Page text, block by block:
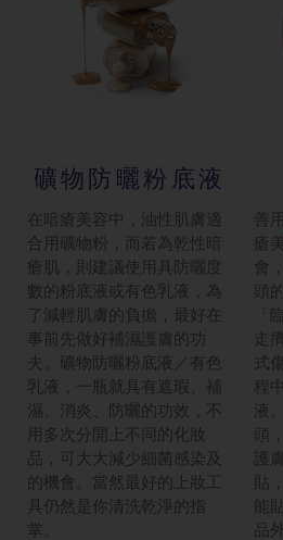
礦物防曬粉底液
在暗瘡美容中，油性肌膚適
合用礦物粉，而若為乾性暗
瘡肌，則建議使用具防曬度
數的粉底液或有色乳液，為
了減輕肌膚的負擔，最好在
事前先做好補濕護膚的功
夫。礦物防曬粉底液／有色
乳液，一瓶就具有遮瑕、補
濕、消炎、防曬的功效，不
用多次分開上不同的化妝
品，可大大減少細菌感染及
的機會。當然最好的上妝工
具仍然是你清洗乾淨的指
掌。
善用
瘡
會
頭
「
走
式
程
液
頭
護
貼
能
品